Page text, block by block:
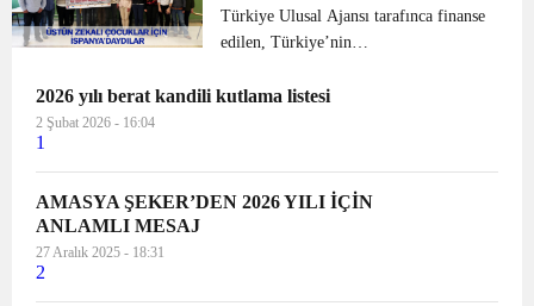
ilan edilmiştir. B...
Türkiye Ulusal Ajansı tarafınca finanse
edilen, Türkiye’nin
ve Romanya ülkelerinin ortaklığında
2026 yılı berat kandili kutlama listesi
2 Şubat 2026 - 16:04
1
AMASYA ŞEKER’DEN 2026 YILI İÇİN
ANLAMLI MESAJ
27 Aralık 2025 - 18:31
2